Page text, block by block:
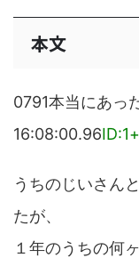
本文
0791本当にあっ
16:08:00.96
うちのじいさん
たが、
１年のうちの何